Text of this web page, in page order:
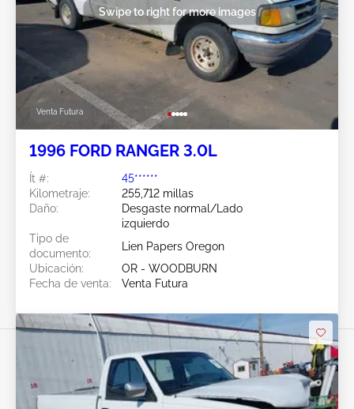
Venta Futura
Swipe to right for more images
1996 FORD RANGER 3.0L
Ít #:
45******
Kilometraje:
255,712 millas
Daño:
Desgaste normal/Lado
izquierdo
Tipo de
documento:
Lien Papers Oregon
Ubicación:
OR - WOODBURN
Fecha de venta:
Venta Futura